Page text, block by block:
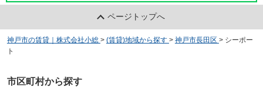
ページトップへ
神戸市の賃貸｜株式会社小総 > (賃貸)地域から探す > 神戸市長田区 > シーポー
ト
市区町村から探す